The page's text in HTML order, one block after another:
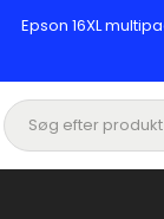
Epson 16XL